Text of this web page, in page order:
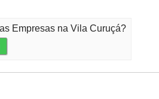
Empresas na Vila Curuçá?